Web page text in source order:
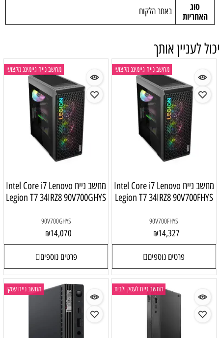
סוג
האחריות
באתר הלקוח
יכול לעניין אותך
מחשב נייח גיימינג מקצועי
מחשב נייח Intel Core i7 Lenovo
Legion T7 34IRZ8 90V700FHYS
90V700FHYS
₪14,327
פרטים נוספים
מחשב נייח גיימינג מקצועי
מחשב נייח Intel Core i7 Lenovo
Legion T7 34IRZ8 90V700GHYS
90V700GHYS
₪14,070
פרטים נוספים
מחשב נייח לעסק ולבית מחשב נייח עסקי